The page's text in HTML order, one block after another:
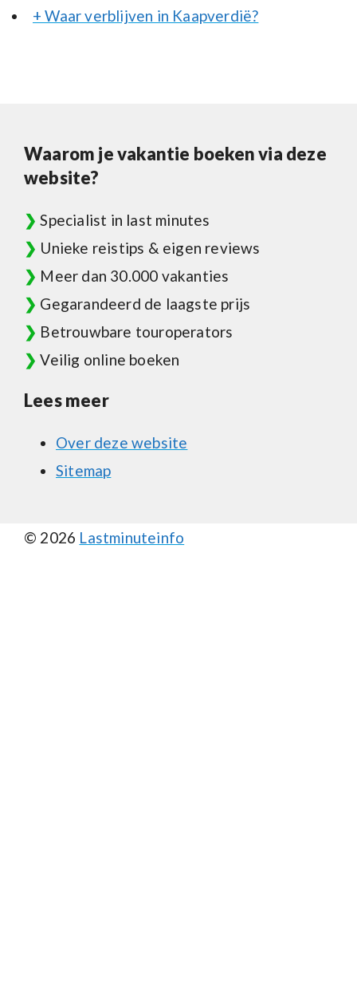
+ Waar verblijven in Kaapverdië?
Waarom je vakantie boeken via deze
website?
❯ Specialist in last minutes
❯ Unieke reistips & eigen reviews
❯ Meer dan 30.000 vakanties
❯ Gegarandeerd de laagste prijs
❯ Betrouwbare touroperators
❯ Veilig online boeken
Lees meer
Over deze website
Sitemap
© 2026 Lastminuteinfo